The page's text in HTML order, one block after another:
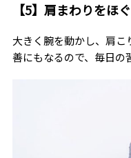
【5】肩まわりをほ
大きく腕を動かし、肩
善にもなるので、毎日の